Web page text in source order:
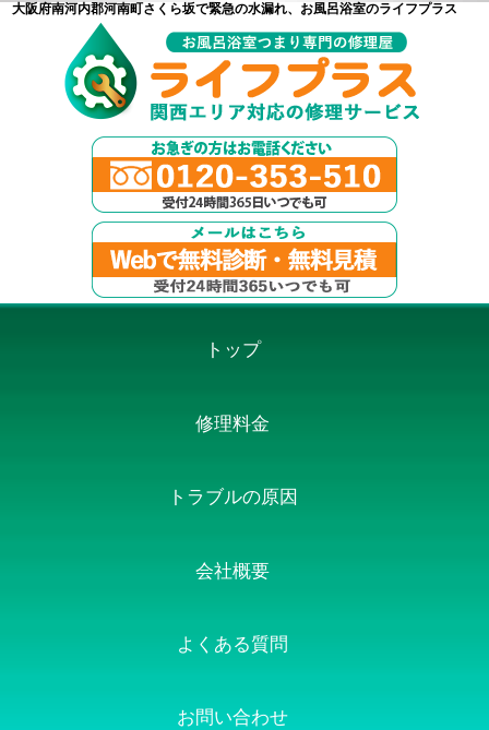
大阪府南河内郡河南町さくら坂で緊急の水漏れ、お風呂浴室のライフプラス
トップ
修理料金
トラブルの原因
会社概要
よくある質問
お問い合わせ